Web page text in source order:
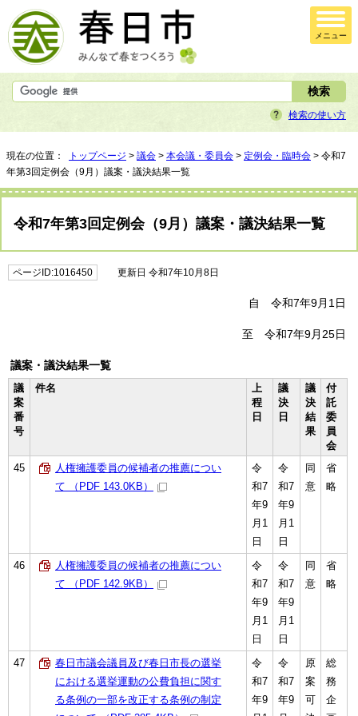
メニュー
検索の使い方
現在の位置： トップページ > 議会 > 本会議・委員会 > 定例会・臨時会 > 令和7
年第3回定例会（9月）議案・議決結果一覧
令和7年第3回定例会（9月）議案・議決結果一覧
ページID:1016450 更新日 令和7年10月8日
自 令和7年9月1日
至 令和7年9月25日
議案・議決結果一覧
議
案
番
号
件名
上
程
日
議
決
日
議
決
結
果
付
託
委
員
会
45
人権擁護委員の候補者の推薦につい
て （PDF 143.0KB）
令
和7
年9
月1
日
令
和7
年9
月1
日
同
意
省
略
46
人権擁護委員の候補者の推薦につい
て （PDF 142.9KB）
令
和7
年9
月1
日
令
和7
年9
月1
日
同
意
省
略
47
春日市議会議員及び春日市長の選挙
における選挙運動の公費負担に関す
る条例の一部を改正する条例の制定
令
和7
年9
令
和7
年9
原
案
可
総
務
企